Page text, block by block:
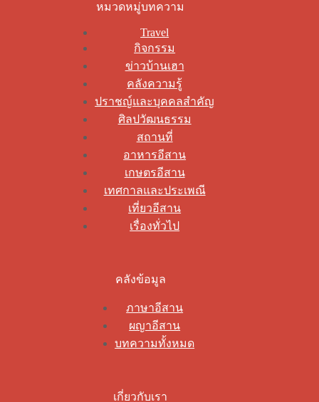
หมวดหมู่บทความ
Travel
กิจกรรม
ข่าวบ้านเฮา
คลังความรู้
ปราชญ์และบุคคลสำคัญ
ศิลปวัฒนธรรม
สถานที่
อาหารอีสาน
เกษตรอีสาน
เทศกาลและประเพณี
เที่ยวอีสาน
เรื่องทั่วไป
คลังข้อมูล
ภาษาอีสาน
ผญาอีสาน
บทความทั้งหมด
เกี่ยวกับเรา